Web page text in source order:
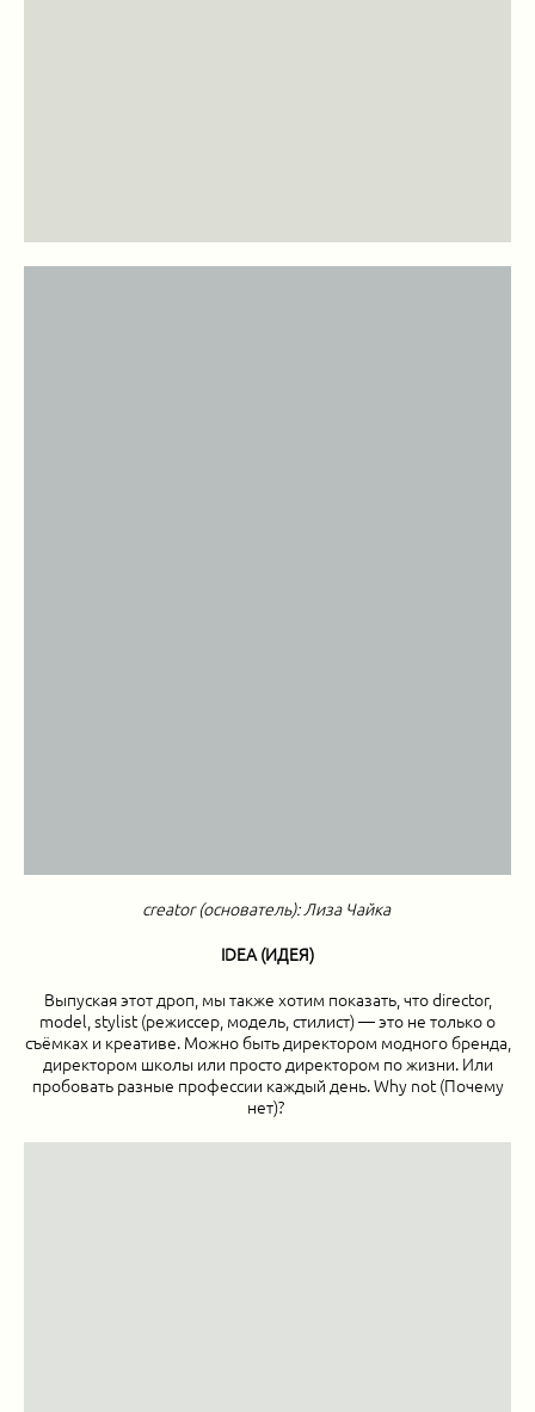
creator (основатель): Лиза Чайка
IDEA (ИДЕЯ)
Выпуская этот дроп, мы также хотим показать, что director,
model, stylist (режиссер, модель, стилист) — это не только о
съёмках и креативе. Можно быть директором модного бренда,
директором школы или просто директором по жизни. Или
пробовать разные профессии каждый день. Why not (Почему
нет)?